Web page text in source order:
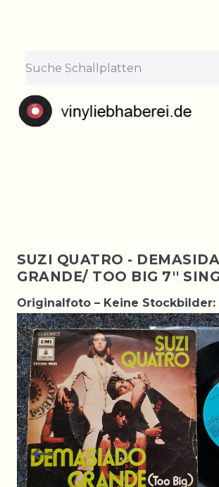
Bestellungen nehmen wir gerne
der Versand startet wieder ab
SUZI QUATRO -
GRANDE/ TOO BIG 7''
Originalfoto – Keine Stockbilder: